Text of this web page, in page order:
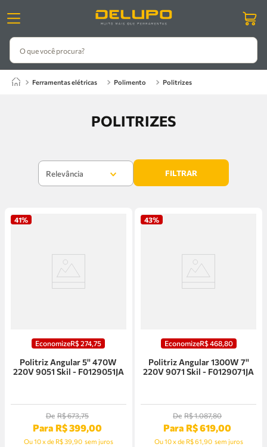
O que você procura?
ferramentas elétricas polimento politrizes
POLITRIZES
Relevância FILTRAR
41%
EconomizeR$274 ,75
Politriz Angular 5'' 470W
220V 9051 Skil - F0129051JA
De R$673,75
Para R$399,00
Ou10xde R$ 39,90 sem juros
43%
EconomizeR$468, 80
Politriz Angular 1300W 7''
220V 9071 Skil - F0129071JA
De R$1.087,80
Para R$619,00
Ou10xde R$ 61,90 sem juros